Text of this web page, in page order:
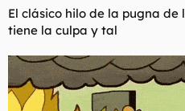
:
El clásico hilo de la pugna de
tiene la culpa y tal